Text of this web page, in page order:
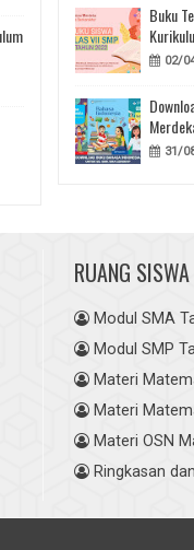
Buku
02/
31/
RUANG SISWA
Modul SMA
Modul SMP
Materi
Materi
Materi OSN
Ringkasan